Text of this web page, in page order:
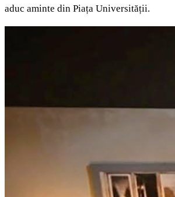
aduc aminte din Piața Universității.